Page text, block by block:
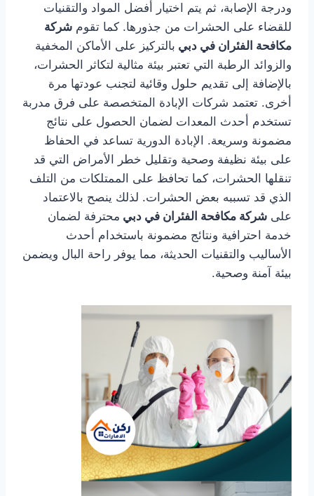
ودرجة الإصابة، ثم يتم اختيار أفضل المواد والتقنيات
للقضاء على الحشرات من جذورها. كما تقوم شركة
مكافحة الفئران في دبي بالتركيز على الأماكن المخفية
والزوائد الرطبة التي تعتبر بيئة مثالية لتكاثر الحشرات،
بالإضافة إلى تقديم حلول وقائية لتجنب عودتها مرة
أخرى. تعتمد شركات الإبادة المتخصصة على فرق مدربة
تستخدم أحدث المعدات لضمان الحصول على نتائج
مضمونة وسريعة. الإبادة الدورية تساعد في الحفاظ
على بيئة نظيفة وصحية وتقليل خطر الأمراض التي قد
تنقلها الحشرات، كما تحافظ على الممتلكات من التلف
الذي قد تسببه بعض الحشرات. لذلك ينصح بالاعتماد
على شركة مكافحة الفئران في دبي محترفة لضمان
خدمة احترافية ونتائج مضمونة باستخدام أحدث
الأساليب والتقنيات الحديثة، مما يوفر راحة البال ويضمن
بيئة آمنة وصحية.